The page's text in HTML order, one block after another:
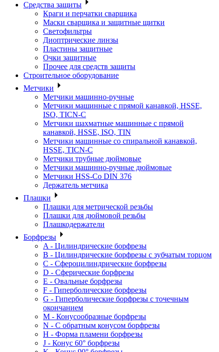
Средства защиты
Краги и перчатки сварщика
Маски сварщика и защитные щитки
Светофильтры
Диоптрические линзы
Пластины защитные
Очки защитные
Прочее для средств защиты
Строительное оборудование
Метчики
Метчики машинно-ручные
Метчики машинные с прямой канавкой, HSSE,
ISO, TICN-C
Метчики шахматные машинные с прямой
канавкой, HSSE, ISO, TIN
Метчики машинные со спиральной канавкой,
HSSE, TICN-C
Метчики трубные дюймовые
Метчики машинно-ручные дюймовые
Метчики HSS-Co DIN 376
Держатель метчика
Плашки
Плашки для метрической резьбы
Плашки для дюймовой резьбы
Плашкодержатели
Борфрезы
A - Цилиндрические борфрезы
B - Цилиндрические борфрезы с зубчатым торцом
C - Сфероцилиндрические борфрезы
D - Сферические борфрезы
E - Овальные борфрезы
F - Гиперболические борфрезы
G - Гиперболические борфрезы с точечным
окончанием
M - Конусообразные борфрезы
N - С обратным конусом борфрезы
H - Форма пламени борфрезы
J - Конус 60° борфрезы